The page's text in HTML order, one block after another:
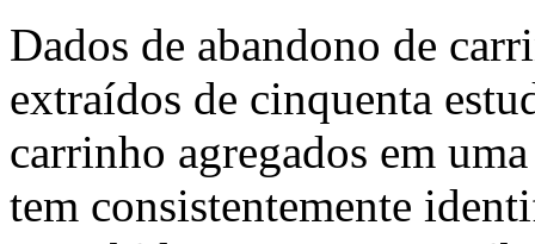
Dados de abandono de
extraídos de cinquenta
carrinho agregados em
tem consistentemente